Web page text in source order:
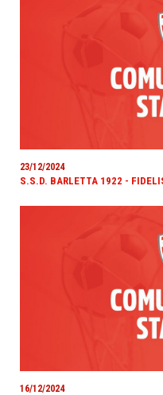
23/12/2024
S.S.D. BARLETTA 1922 -
16/12/2024